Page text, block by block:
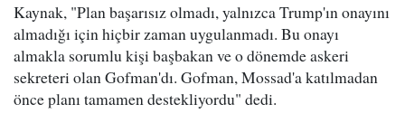
Kaynak, "Plan başarısız olmadı, yalnızca Trump'ın onayını
almadığı için hiçbir zaman uygulanmadı. Bu onayı
almakla sorumlu kişi başbakan ve o dönemde askeri
sekreteri olan Gofman'dı. Gofman, Mossad'a katılmadan
önce planı tamamen destekliyordu" dedi.